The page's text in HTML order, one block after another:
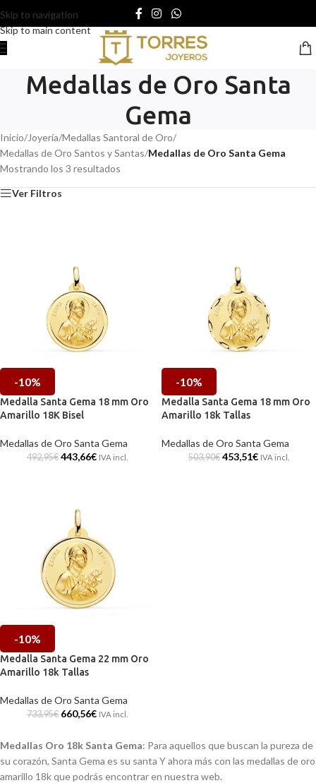
Skip to navigation
Skip to main content
Medallas de Oro Santa
Gema
Inicio/Joyería/Medallas Santoral de Oro/
Medallas de Oro Santos y Santas/Medallas de Oro Santa Gema
Mostrando los 3 resultados
Ver Filtros
-10%
Medalla Santa Gema 18 mm Oro
Amarillo 18K Bisel
Medallas de Oro Santa Gema
492,95€ 443,66€ IVA incl.
-10%
Medalla Santa Gema 18 mm Oro
Amarillo 18k Tallas
Medallas de Oro Santa Gema
503,90€ 453,51€ IVA incl.
-10%
Medalla Santa Gema 22 mm Oro
Amarillo 18k Tallas
Medallas de Oro Santa Gema
733,95€ 660,56€ IVA incl.
Medallas Oro 18k Santa Gema: Para aquellos que buscan la pureza de
su corazón, Santa Gema es su santa Y ahora más con las medallas de oro
amarillo 18k que podrás encontrar en nuestra web.